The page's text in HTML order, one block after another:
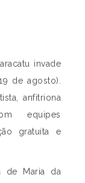
invade
de agosto).
anfitriona
equipes
gratuita e
de Maria da